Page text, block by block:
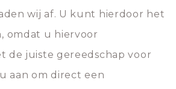
wij af. U kunt hierdoor het
omdat u hiervoor
de juiste gereedschap voor
aan om direct een